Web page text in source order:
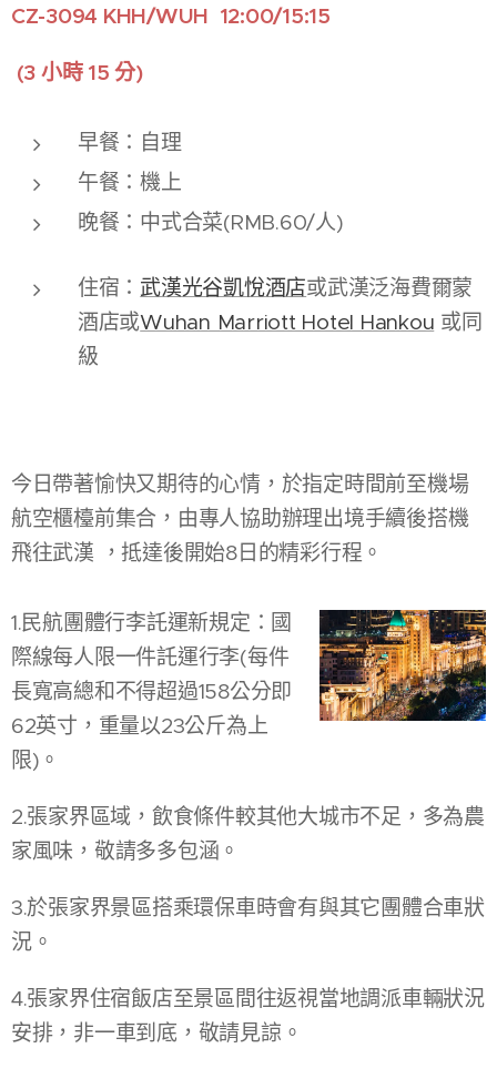
CZ-3094 KHH/WUH 12:00/15:15
(3 小時 15 分)
早餐：自理
午餐：機上
晚餐：中式合菜(RMB.60/人)
住宿： 武漢光谷凱悅酒店或武漢泛海費爾蒙
酒店或Wuhan Marriott Hotel Hankou 或同
級
今日帶著愉快又期待的心情，於指定時間前至機場
航空櫃檯前集合，由專人協助辦理出境手續後搭機
飛往武漢 ，抵達後開始8日的精彩行程。
1.民航團體行李託運新規定：國
際線每人限一件託運行李(每件
長寬高總和不得超過158公分即
62英寸，重量以23公斤為上
限)。
2.張家界區域，飲食條件較其他大城市不足，多為農
家風味，敬請多多包涵。
3.於張家界景區搭乘環保車時會有與其它團體合車狀
況。
4.張家界住宿飯店至景區間往返視當地調派車輛狀況
安排，非一車到底，敬請見諒。